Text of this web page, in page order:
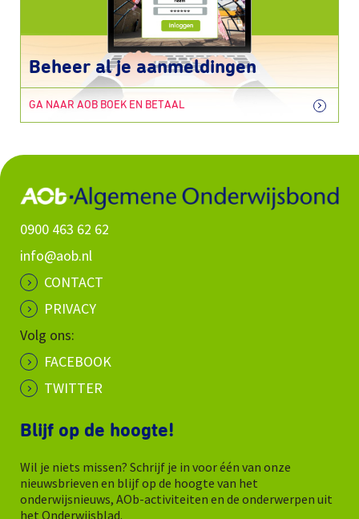
Beheer al je aanmeldingen
GA NAAR AOB BOEK EN BETAAL
0900 463 62 62
info@aob.nl
CONTACT
PRIVACY
Volg ons:
FACEBOOK
TWITTER
Blijf op de hoogte!
Wil je niets missen? Schrijf je in voor één van onze
nieuwsbrieven en blijf op de hoogte van het
onderwijsnieuws, AOb-activiteiten en de onderwerpen uit
het Onderwijsblad.